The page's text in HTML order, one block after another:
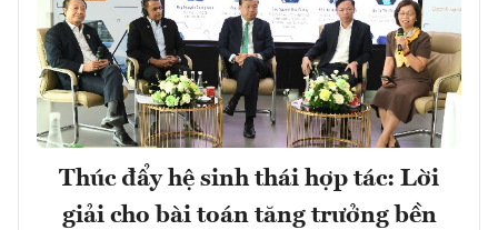
Thúc đẩy hệ sinh thái hợp tác: Lời
giải cho bài toán tăng trưởng bền